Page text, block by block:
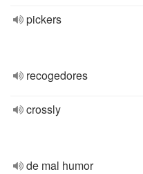
pickers
recogedores
crossly
de mal humor